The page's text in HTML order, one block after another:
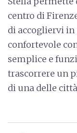
centro di
di accogliervi
confortevole
semplice e
trascorrere un
di una delle